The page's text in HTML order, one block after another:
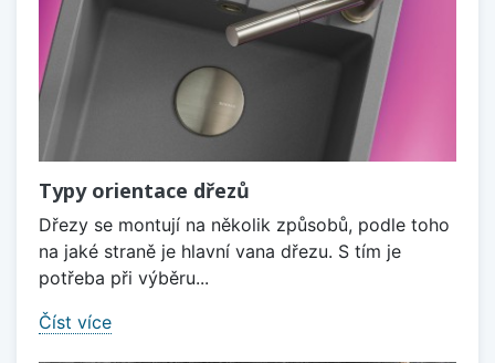
Typy orientace dřezů
Dřezy se montují na několik způsobů, podle toho
na jaké straně je hlavní vana dřezu. S tím je
potřeba při výběru...
Číst více